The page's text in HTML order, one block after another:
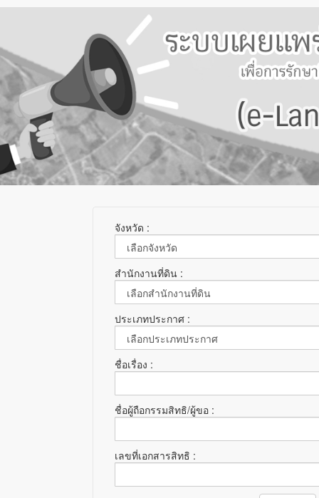
จังหวัด :
สำนักงานที่ดิน :
ประเภทประกาศ :
ชื่อเรื่อง :
ชื่อผู้ถือกรรมสิทธิ/ผู้ขอ :
เลขที่เอกสารสิทธิ :